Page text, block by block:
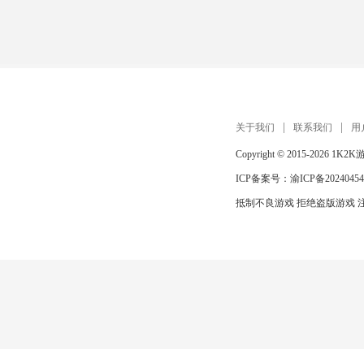
关于我们 联系我们 用
Copyright © 2015-2026 1K2K
ICP备案号： 渝ICP备
抵制不良游戏 拒绝盗版游戏